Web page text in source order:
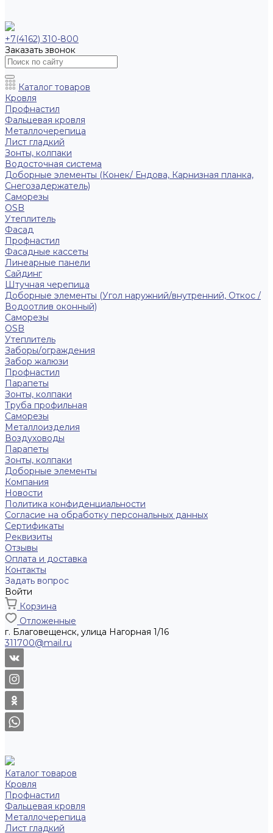
+7(4162) 310-800
Заказать звонок
Каталог товаров
Кровля
Профнастил
Фальцевая кровля
Металлочерепица
Лист гладкий
Зонты, колпаки
Водосточная система
Доборные элементы (Конек/ Ендова, Карнизная планка,
Снегозадержатель)
Саморезы
ОSB
Утеплитель
Фасад
Профнастил
Фасадные кассеты
Линеарные панели
Сайдинг
Штучная черепица
Доборные элементы (Угол наружний/внутренний, Откос /
Водоотлив оконный)
Саморезы
OSB
Утеплитель
Заборы/ограждения
Забор жалюзи
Профнастил
Парапеты
Зонты, колпаки
Труба профильная
Саморезы
Металлоизделия
Воздуховоды
Парапеты
Зонты, колпаки
Доборные элементы
Компания
Новости
Политика конфиденциальности
Согласие на обработку персональных данных
Сертификаты
Реквизиты
Отзывы
Оплата и доставка
Контакты
Задать вопрос
Войти
Корзина
Отложенные
г. Благовещенск, улица Нагорная 1/16
311700@mail.ru
Каталог товаров
Кровля
Профнастил
Фальцевая кровля
Металлочерепица
Лист гладкий